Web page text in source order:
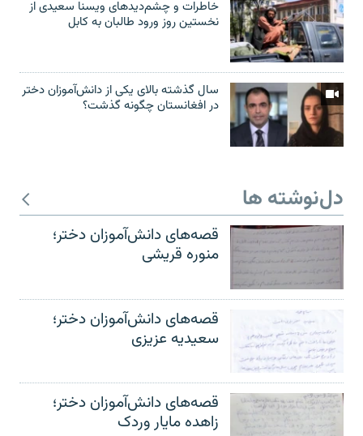
خاطرات و چشم‌دید‌های ویسنا سعیدی از
نخستین روز ورود طالبان به کابل
سال گذشته بالای یکی از دانش‌آموزان دختر
در افغانستان چگونه گذشت؟
دل‌نوشته ها
قصه‌های دانش‌آموزان دختر؛
منوره قریشی
قصه‌های دانش‌آموزان دختر؛
سعیدیه عزیزی
قصه‌های دانش‌آموزان دختر؛
زاهده مایار وردک